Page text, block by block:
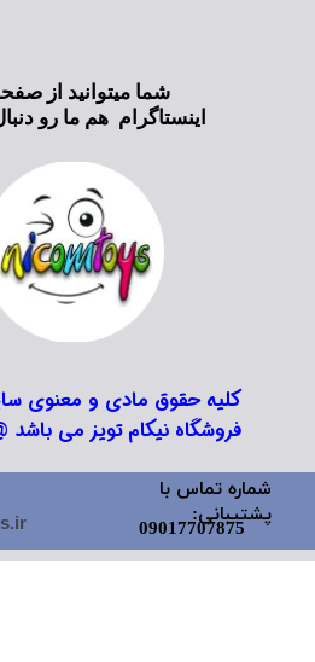
★★ ★★
فروشگاه نیکام تویز می باشد
شما میتوانید از
اینستاگرام هم ما رو
شماره تماس با
پشتیبانی:
09017707875